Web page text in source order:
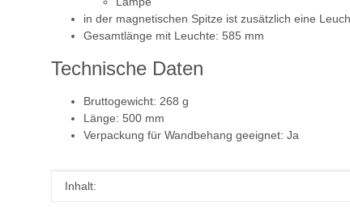
in der magnetischen Spitze ist zusätzlich eine
Gesamtlänge mit Leuchte: 585 mm
Technische Daten
Bruttogewicht: 268 g
Länge: 500 mm
Verpackung für Wandbehang geeignet: Ja
Produkteigenschaft
Wert
Inhalt: